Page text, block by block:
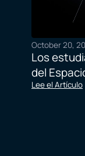
October 20,
Los
del
Lee el Artículo